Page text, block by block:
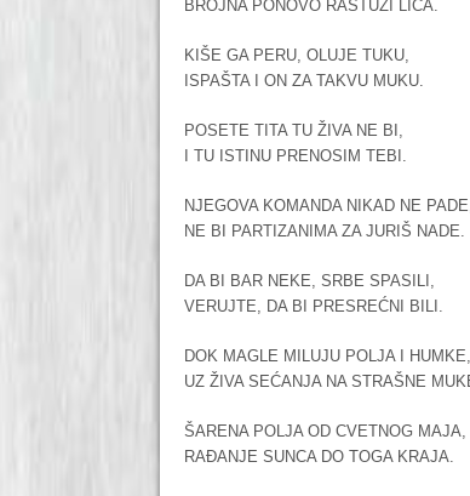
BROJNA PONOVO RASTUŽI LICA.
KIŠE GA PERU, OLUJE TUKU,
ISPAŠTA I ON ZA TAKVU MUKU.
POSETE TITA TU ŽIVA NE BI,
I TU ISTINU PRENOSIM TEBI.
NJEGOVA KOMANDA NIKAD NE
NE BI PARTIZANIMA ZA JURIŠ NADE.
DA BI BAR NEKE, SRBE SPASILI,
VERUJTE, DA BI PRESREĆNI BILI.
DOK MAGLE MILUJU POLJA I HUMKE,
UZ ŽIVA SEĆANJA NA STRAŠNE
ŠARENA POLJA OD CVETNOG MAJA,
RAĐANJE SUNCA DO TOGA KRAJA.